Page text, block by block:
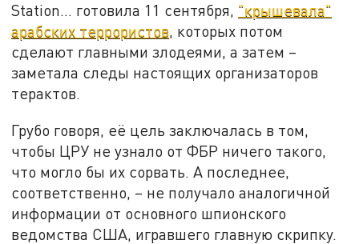
Station… готовила 11 сентября, "крышевала"
арабских террористов, которых потом
сделают главными злодеями, а затем –
заметала следы настоящих организаторов
терактов.
Грубо говоря, её цель заключалась в том,
чтобы ЦРУ не узнало от ФБР ничего такого,
что могло бы их сорвать. А последнее,
соответственно, – не получало аналогичной
информации от основного шпионского
ведомства США, игравшего главную скрипку.